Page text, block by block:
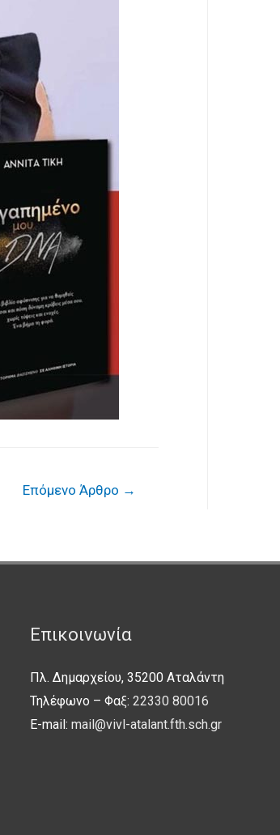
Επόμενο Άρθρο →
Επικοινωνία
Πλ. Δημαρχείου, 35200 Αταλάντη
Τηλέφωνο – Φαξ: 22330 80016
E-mail: mail@vivl-atalant.fth.sch.gr